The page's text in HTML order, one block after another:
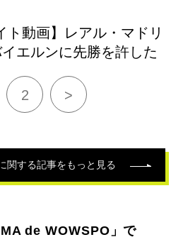
ト動画】レアル・マドリ
エルンに先勝を許した
2 >
関する記事をもっと見る
de WOWSPO」で